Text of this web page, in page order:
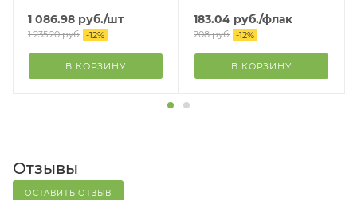
1 086.98 руб./шт
1 235.20руб. -12%
В КОРЗИНУ
183.04 руб./флак
208руб. -12%
В КОРЗИНУ
Отзывы
ОСТАВИТЬ ОТЗЫВ